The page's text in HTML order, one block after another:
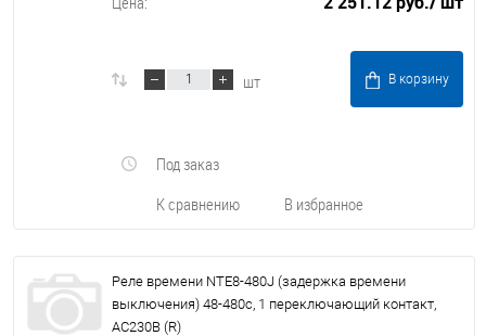
шт В корзину
К сравнению В избранное
Под заказ
Реле времени NTE8-480J (задержка времени
выключения) 48-480с, 1 переключающий контакт,
AC230В (R)